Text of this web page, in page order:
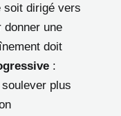
soit dirigé vers
une
doit
:
plus